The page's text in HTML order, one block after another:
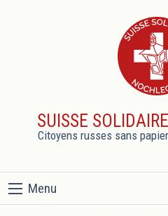
SUISSE
Citoyens russes sans
Menu